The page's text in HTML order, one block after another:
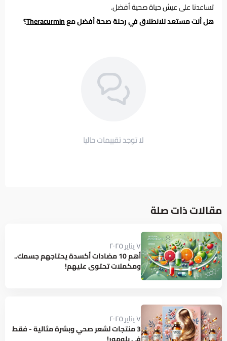
تساعدنا على عيش حياة صحية أفضل.
هل أنت مستعد للانطلاق في رحلة صحة أفضل معTheracurmin؟
لا توجد تقييمات حاليا
مقالات ذات صلة
٧ يناير ٢٠٢٥
أهم 10 مضادات أكسدة يحتاجهم جسمك..
ومكملات تحتوي عليهم!
٧ يناير ٢٠٢٥
3 منتجات لشعر صحي وبشرة مثالية - فقط